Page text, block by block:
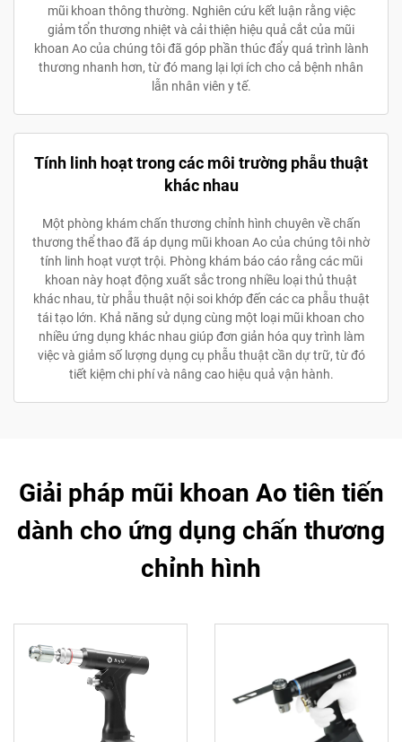
mũi khoan thông thường. Nghiên cứu kết luận rằng việc
giảm tổn thương nhiệt và cải thiện hiệu quả cắt của mũi
khoan Ao của chúng tôi đã góp phần thúc đẩy quá trình lành
thương nhanh hơn, từ đó mang lại lợi ích cho cả bệnh nhân
lẫn nhân viên y tế.
Tính linh hoạt trong các môi trường phẫu thuật
khác nhau
Một phòng khám chấn thương chỉnh hình chuyên về chấn
thương thể thao đã áp dụng mũi khoan Ao của chúng tôi nhờ
tính linh hoạt vượt trội. Phòng khám báo cáo rằng các mũi
khoan này hoạt động xuất sắc trong nhiều loại thủ thuật
khác nhau, từ phẫu thuật nội soi khớp đến các ca phẫu thuật
tái tạo lớn. Khả năng sử dụng cùng một loại mũi khoan cho
nhiều ứng dụng khác nhau giúp đơn giản hóa quy trình làm
việc và giảm số lượng dụng cụ phẫu thuật cần dự trữ, từ đó
tiết kiệm chi phí và nâng cao hiệu quả vận hành.
Giải pháp mũi khoan Ao tiên tiến
dành cho ứng dụng chấn thương
chỉnh hình